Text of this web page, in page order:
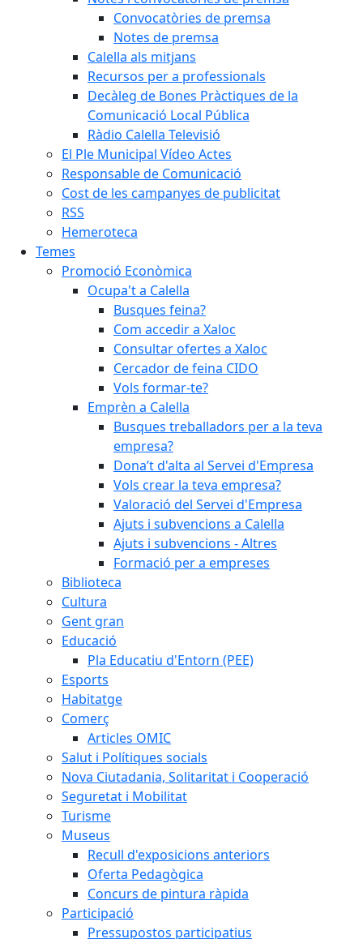
Convocatòries de premsa
Notes de premsa
Calella als mitjans
Recursos per a professionals
Decàleg de Bones Pràctiques de la
Comunicació Local Pública
Ràdio Calella Televisió
El Ple Municipal Vídeo Actes
Responsable de Comunicació
Cost de les campanyes de publicitat
RSS
Hemeroteca
Temes
Promoció Econòmica
Ocupa't a Calella
Busques feina?
Com accedir a Xaloc
Consultar ofertes a Xaloc
Cercador de feina CIDO
Vols formar-te?
Emprèn a Calella
Busques treballadors per a la teva
empresa?
Dona’t d'alta al Servei d'Empresa
Vols crear la teva empresa?
Valoració del Servei d'Empresa
Ajuts i subvencions a Calella
Ajuts i subvencions - Altres
Formació per a empreses
Biblioteca
Cultura
Gent gran
Educació
Pla Educatiu d'Entorn (PEE)
Esports
Habitatge
Comerç
Articles OMIC
Salut i Polítiques socials
Nova Ciutadania, Solitaritat i Cooperació
Seguretat i Mobilitat
Turisme
Museus
Recull d'exposicions anteriors
Oferta Pedagògica
Concurs de pintura ràpida
Participació
Pressupostos participatius